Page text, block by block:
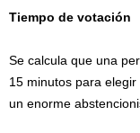
Tiempo de votación
Se calcula que una
15 minutos para
un enorme